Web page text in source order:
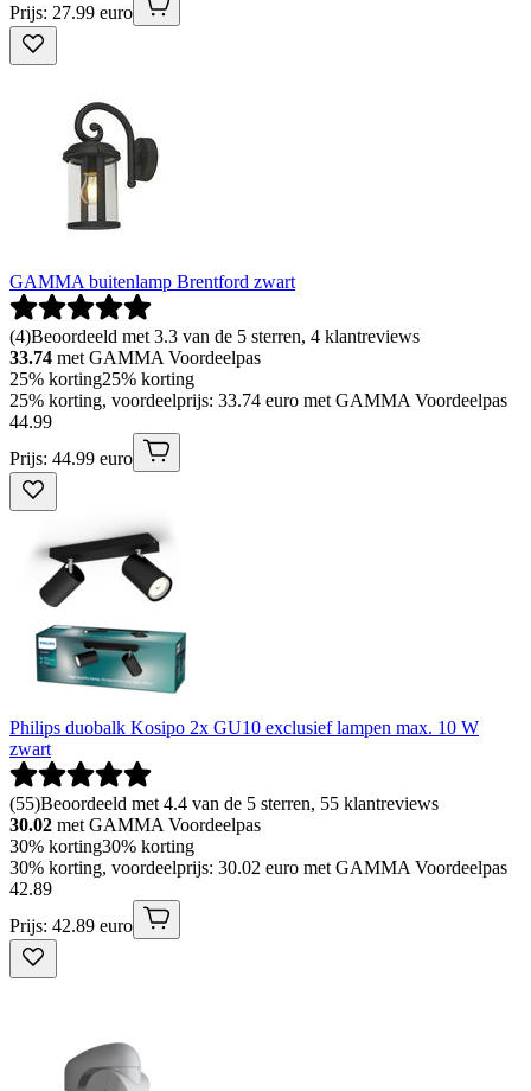
Prijs: 27.99 euro
GAMMA buitenlamp Brentford zwart
(4)Beoordeeld met 3.3 van de 5 sterren, 4 klantreviews
33.74 met GAMMA Voordeelpas
25% korting25% korting
25% korting, voordeelprijs: 33.74 euro met GAMMA Voordeelpas
44.99
Prijs: 44.99 euro
Philips duobalk Kosipo 2x GU10 exclusief lampen max. 10 W
zwart
(55)Beoordeeld met 4.4 van de 5 sterren, 55 klantreviews
30.02 met GAMMA Voordeelpas
30% korting30% korting
30% korting, voordeelprijs: 30.02 euro met GAMMA Voordeelpas
42.89
Prijs: 42.89 euro